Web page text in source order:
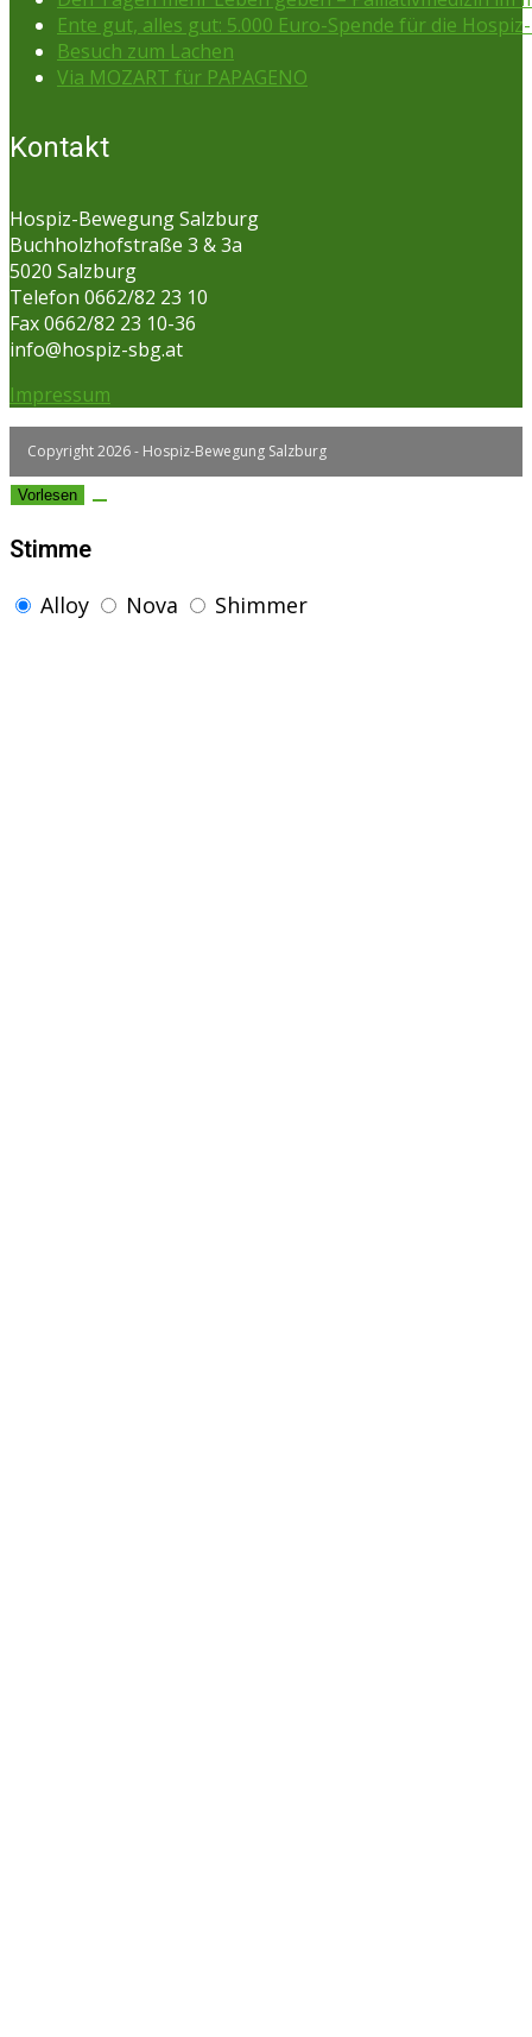
Ente gut, alles gut: 5.000 Euro-Spende für die
Besuch zum Lachen
Via MOZART für PAPAGENO
Kontakt
Hospiz-Bewegung Salzburg
Buchholzhofstraße 3 & 3a
5020 Salzburg
Telefon 0662/82 23 10
Fax 0662/82 23 10-36
info@hospiz-sbg.at
Impressum
Copyright 2026 - Hospiz-Bewegung Salzburg
Vorlesen
Stimme
Alloy
Nova Shimmer